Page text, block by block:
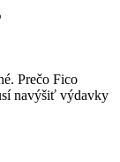
Prečo Fico
navýšiť výdavky